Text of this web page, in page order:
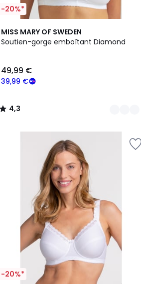
-20%*
MISS MARY OF SWEDEN
Soutien-gorge emboîtant Diamond
39,99 €
49,99 €
4,3
/ 5
4
Couleurs
4,3
/
-20%*